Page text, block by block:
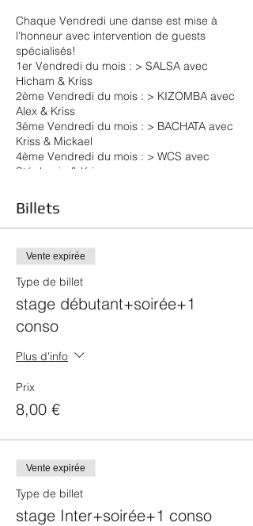
Chaque Vendredi une danse est mise à
l'honneur avec intervention de guests
spécialisés!
1er Vendredi du mois : > SALSA avec
Hicham & Kriss
2ème Vendredi du mois : > KIZOMBA avec
Alex & Kriss
3ème Vendredi du mois : > BACHATA avec
Kriss & Mickael
4ème Vendredi du mois : > WCS avec
Stéphanie & Kriss
spéciale avec un stage tous niveaux avec
Kriss
**** Au programme : ****
21h00 22h00 : > Stage inter - Salle 1 >
Stage découverte - Salle 2
22h00 02h00 : Soirée Salsa Bachata &
Kizomba > 1 salle dédié à la danse du soir
50/50)
Salsa 1 Salle Bachata
Tarifs en prévente : 1 stage +1 conso : 8€
Soirée seule + 1 conso : 5 €
Billets
Vente expirée
Type de billet
stage débutant+soirée+1
conso
Plus d'info
Prix
8,00 €
Vente expirée
Type de billet
stage Inter+soirée+1 conso